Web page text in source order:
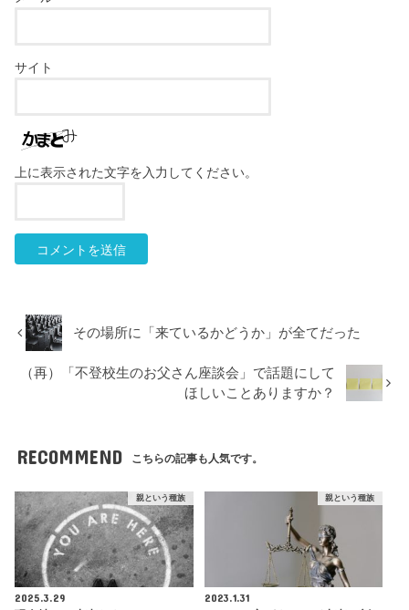
サイト
上に表示された文字を入力してください。
その場所に「来ているかどうか」が全てだった
（再）「不登校生のお父さん座談会」で話題にして
ほしいことありますか？
RECOMMEND こちらの記事も人気です。
親という種族
2025.3.29
親という種族
2023.1.31